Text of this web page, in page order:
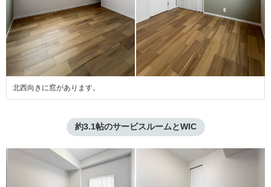
北西向きに窓があります。
約3.1帖のサービスルームとWIC